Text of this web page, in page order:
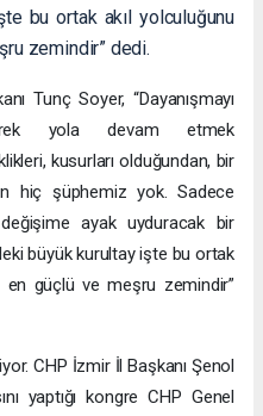
bu ortak akıl yolculuğunu
zemindir” dedi.
Tunç Soyer, “Dayanışmayı
yola devam etmek
kusurları olduğundan, bir
hiç şüphemiz yok. Sadece
değişime ayak uyduracak bir
büyük kurultay işte bu ortak
en güçlü ve meşru zemindir”
CHP İzmir İl Başkanı Şenol
yaptığı kongre CHP Genel